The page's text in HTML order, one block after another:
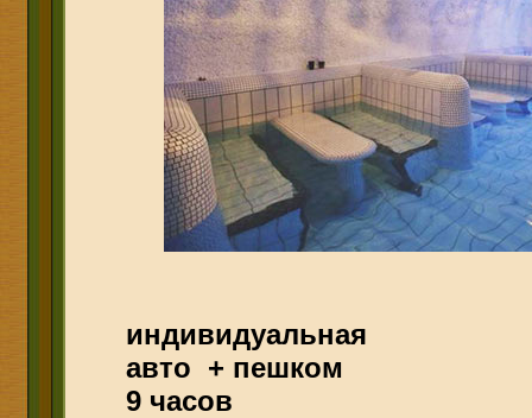
индивидуальная
авто + пешком
9 часов